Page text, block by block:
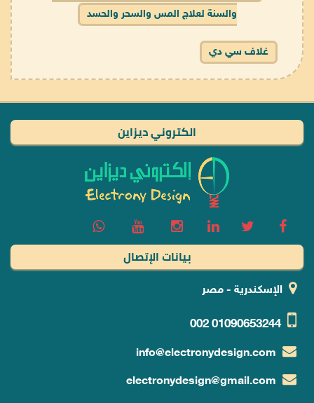
والسنة لعلاج المس والسحر والحسد
غلاف سي دي
الكتروني ديزاين
بيانات الإتصال
الإسكندرية - مصر
01090653244
002
info@electronydesign.com
electronydesign@gmail.com